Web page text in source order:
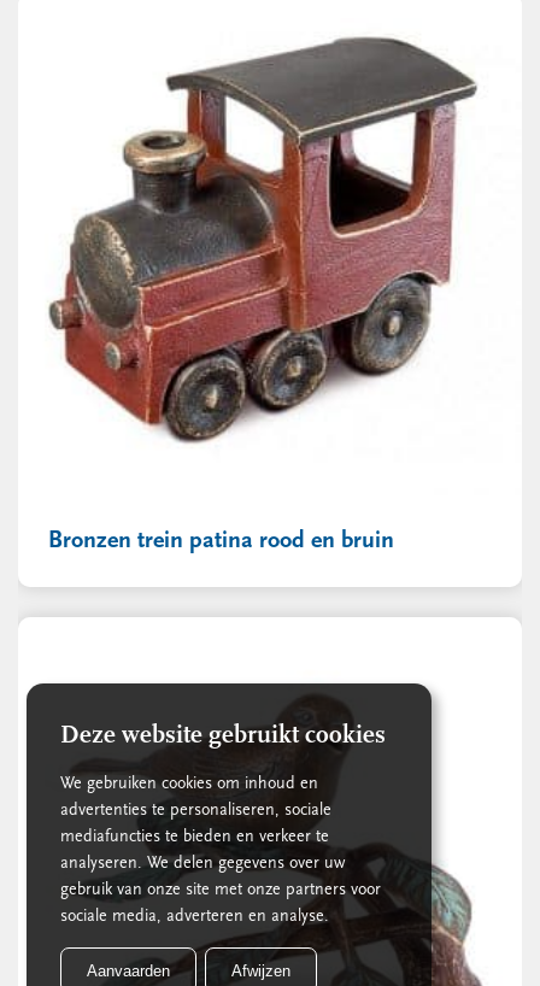
Bronzen trein patina rood en bruin
Deze website gebruikt cookies
We gebruiken cookies om inhoud en
advertenties te personaliseren, sociale
mediafuncties te bieden en verkeer te
analyseren. We delen gegevens over uw
gebruik van onze site met onze partners voor
sociale media, adverteren en analyse.
Aanvaarden Afwijzen